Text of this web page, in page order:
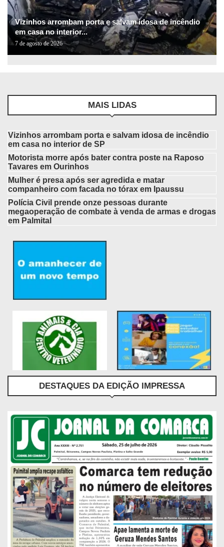
Vizinhos arrombam porta e salvam idosa de incêndio
em casa no interior...
7 de agosto de 2026
MAIS LIDAS
Vizinhos arrombam porta e salvam idosa de incêndio
em casa no interior de SP
Motorista morre após bater contra poste na Raposo
Tavares em Ourinhos
Mulher é presa após ser agredida e matar
companheiro com facada no tórax em Ipaussu
Polícia Civil prende onze pessoas durante
megaoperação de combate à venda de armas e drogas
em Palmital
DESTAQUES DA EDIÇÃO IMPRESSA